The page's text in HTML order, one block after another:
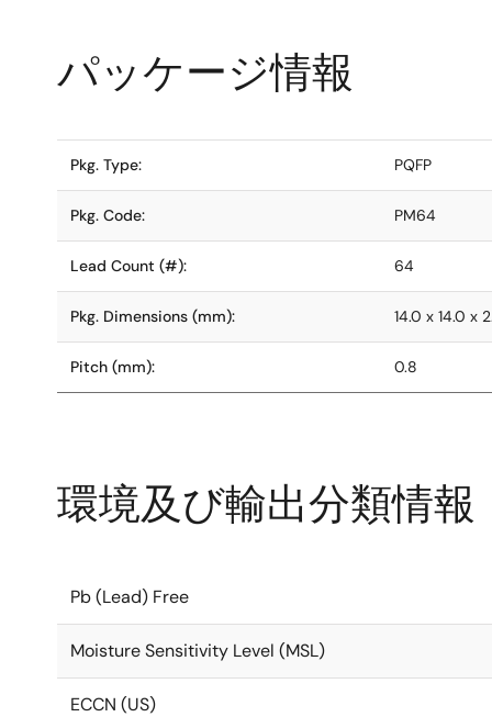
パッケージ情報
Pkg. Type: PQFP
Pkg. Code: PM64
Lead Count (#): 64
Pkg. Dimensions (mm): 14.0 x 14.0 x
Pitch (mm): 0.8
環境及び輸出分類情報
Pb (Lead) Free
Moisture Sensitivity Level (MSL)
ECCN (US)